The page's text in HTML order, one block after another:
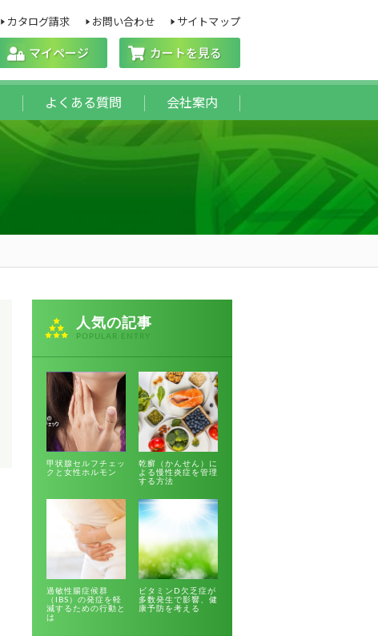
マイページ カートを見る
よくある質問 会社案内
カタログ請求 お問い合わせ サイトマップ
人気の記事
POPULAR ENTRY
甲状腺セルフチェッ
クと女性ホルモン
乾癬（かんせん）に
よる慢性炎症を管理
する方法
過敏性腸症候群
（IBS）の発症を軽
減するための行動と
は
ビタミンD欠乏症が
多数発生で影響、健
康予防を考える